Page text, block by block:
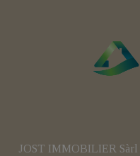
JOST IMMOBILIER Sàrl